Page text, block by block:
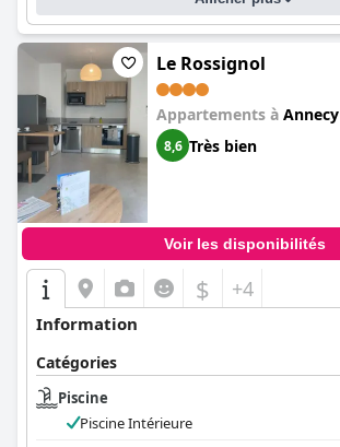
Le Rossignol
Appartements à Annecy
8,6 Très bien
Voir les disponibilités
$ +4
Information
Catégories
Piscine
Piscine Intérieure